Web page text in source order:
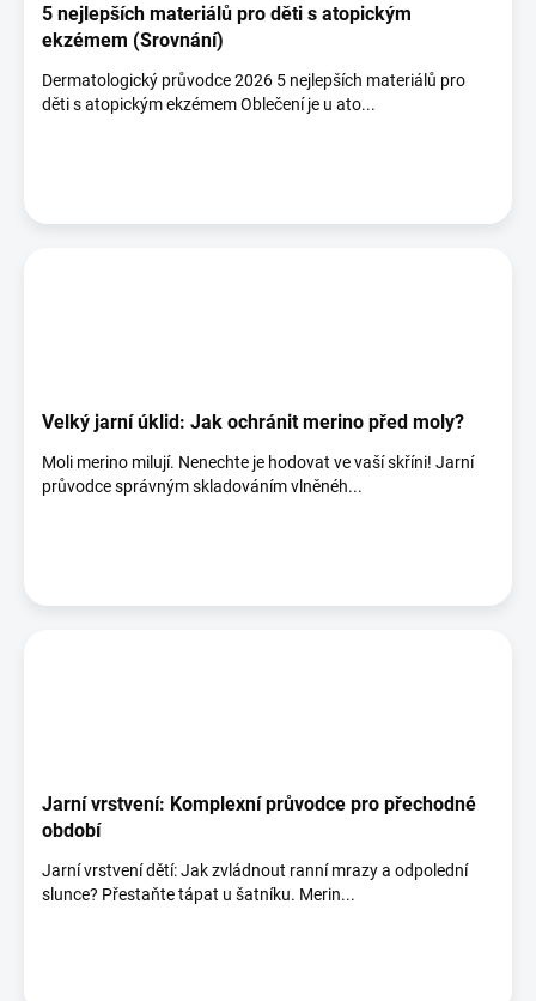
5 nejlepších materiálů pro děti s atopickým
ekzémem (Srovnání)
Dermatologický průvodce 2026 5 nejlepších materiálů pro
děti s atopickým ekzémem Oblečení je u ato...
Velký jarní úklid: Jak ochránit merino před moly?
Moli merino milují. Nenechte je hodovat ve vaší skříni! Jarní
průvodce správným skladováním vlněnéh...
Jarní vrstvení: Komplexní průvodce pro přechodné
období
Jarní vrstvení dětí: Jak zvládnout ranní mrazy a odpolední
slunce? Přestaňte tápat u šatníku. Merin...